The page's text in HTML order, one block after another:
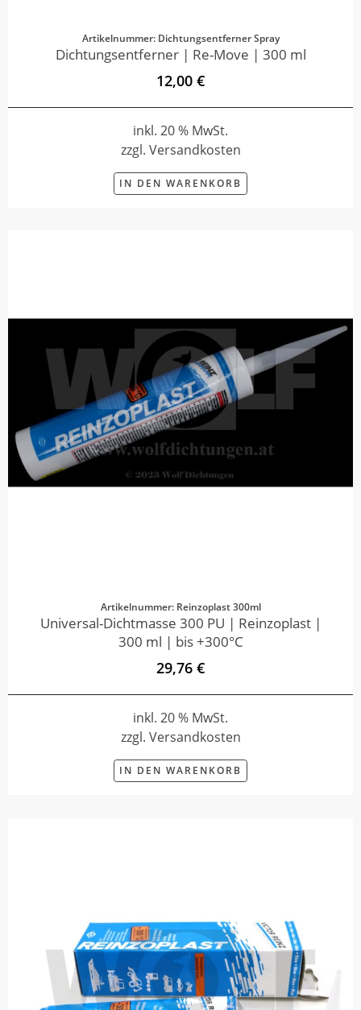
Artikelnummer: Dichtungsentferner Spray
Dichtungsentferner | Re-Move | 300 ml
12,00 €
inkl. 20 % MwSt.
zzgl. Versandkosten
IN DEN WARENKORB
Artikelnummer: Reinzoplast 300ml
Universal-Dichtmasse 300 PU | Reinzoplast |
300 ml | bis +300°C
29,76 €
inkl. 20 % MwSt.
zzgl. Versandkosten
IN DEN WARENKORB